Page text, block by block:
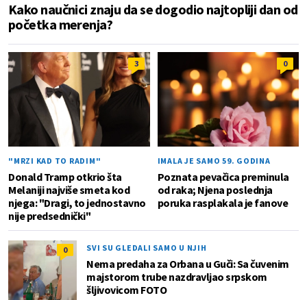
Kako naučnici znaju da se dogodio najtopliji dan od
početka merenja?
3
"MRZI KAD TO RADIM"
Donald Tramp otkrio šta
Melaniji najviše smeta kod
njega: "Dragi, to jednostavno
nije predsednički"
0
IMALA JE SAMO 59. GODINA
Poznata pevačica preminula
od raka; Njena poslednja
poruka rasplakala je fanove
0 SVI SU GLEDALI SAMO U NJIH
Nema predaha za Orbana u Guči: Sa čuvenim
majstorom trube nazdravljao srpskom
šljivovicom FOTO